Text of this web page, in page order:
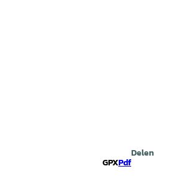
GPXPdf
Delen